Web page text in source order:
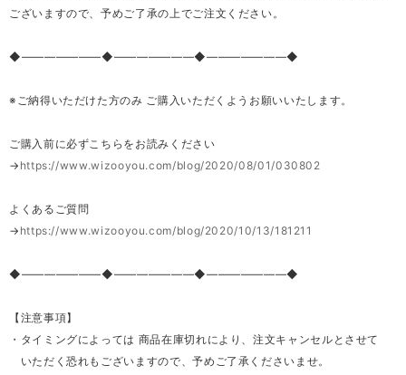
ございますので、予めご了承の上でご注文ください。
◆―――――――◆―――――――◆―――――――◆
※ご納得いただけた方のみ ご購入いただくようお願いいたします。
ご購入前に必ずこちらをお読みください
→ https://www.wizooyou.com/blog/2020/08/01/030802
よくあるご質問
→ https://www.wizooyou.com/blog/2020/10/13/181211
◆―――――――◆―――――――◆―――――――◆
【注意事項】
・タイミングによっては 商品在庫切れにより、注文キャンセルとさせて
いただく恐れもございますので、予めご了承くださいませ。